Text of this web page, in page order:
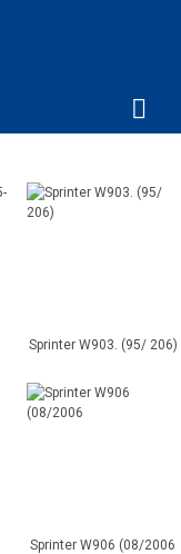
Sprinter W903. (95/ 206)
Sprinter W906 (08/2006